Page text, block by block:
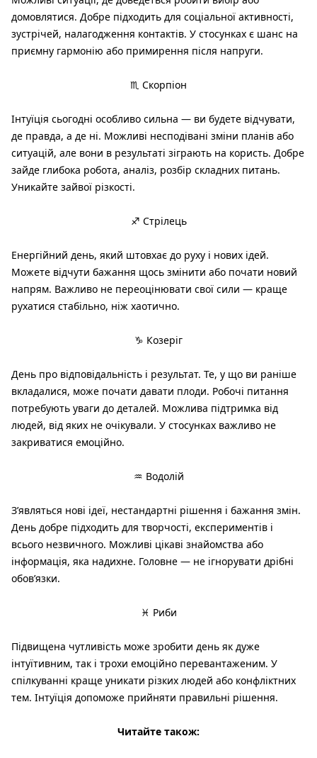
домовлятися. Добре підходить для соціальної активності,
зустрічей, налагодження контактів. У стосунках є шанс на
приємну гармонію або примирення після напруги.
♏ Скорпіон
Інтуїція сьогодні особливо сильна — ви будете відчувати,
де правда, а де ні. Можливі несподівані зміни планів або
ситуацій, але вони в результаті зіграють на користь. Добре
зайде глибока робота, аналіз, розбір складних питань.
Уникайте зайвої різкості.
♐ Стрілець
Енергійний день, який штовхає до руху і нових ідей.
Можете відчути бажання щось змінити або почати новий
напрям. Важливо не переоцінювати свої сили — краще
рухатися стабільно, ніж хаотично.
♑ Козеріг
День про відповідальність і результат. Те, у що ви раніше
вкладалися, може почати давати плоди. Робочі питання
потребують уваги до деталей. Можлива підтримка від
людей, від яких не очікували. У стосунках важливо не
закриватися емоційно.
♒ Водолій
З’являться нові ідеї, нестандартні рішення і бажання змін.
День добре підходить для творчості, експериментів і
всього незвичного. Можливі цікаві знайомства або
інформація, яка надихне. Головне — не ігнорувати дрібні
обов’язки.
♓ Риби
Підвищена чутливість може зробити день як дуже
інтуїтивним, так і трохи емоційно перевантаженим. У
спілкуванні краще уникати різких людей або конфліктних
тем. Інтуїція допоможе прийняти правильні рішення.
Читайте також: